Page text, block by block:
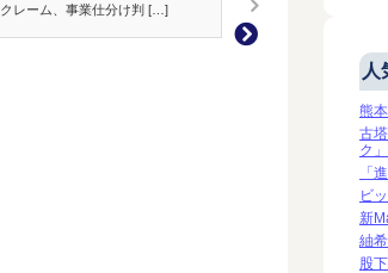
クレーム、事業仕分け判 […]
はず。 BCG有効仮説も
つだが、ほかの候補に
しれない、いくつかの
きた。 まず、BC […]人
熊
古
ク
「
ビ
新
紬
股